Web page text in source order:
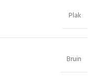
Plak
Bruin